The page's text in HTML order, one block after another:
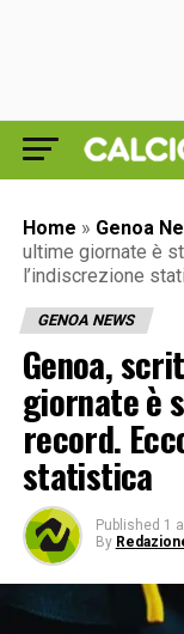
Home » Genoa
ultime giornate è
l’indiscrezione
GENOA NEWS
Genoa,
giornate è
record.
statistica
Published 1
By